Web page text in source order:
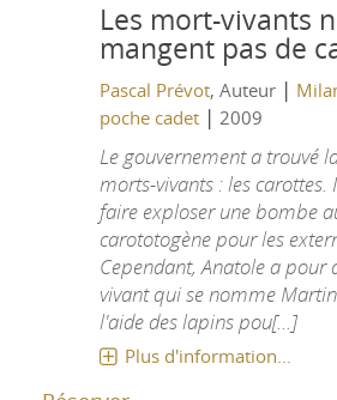
Les mort-vivants
mangent pas de
Pascal Prévot, Auteur |
poche cadet| 2009
Le gouvernement a trouvé
morts-vivants : les carottes.
faire exploser une bombe
carototogène pour les
Cependant, Anatole a
vivant qui se nomme
l'aide des lapins pou[...]
Plus d'information...